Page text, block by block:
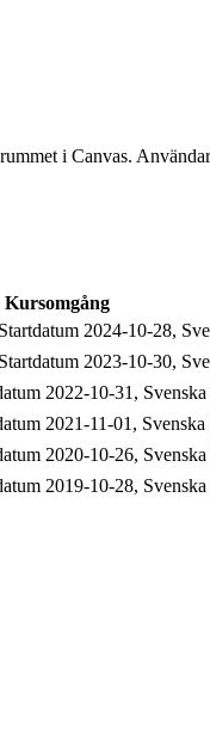
i Canvas.
Kursomgång
2024-10-28,
2023-10-30,
2022-10-31, Svenska
2021-11-01, Svenska
2020-10-26, Svenska
2019-10-28, Svenska